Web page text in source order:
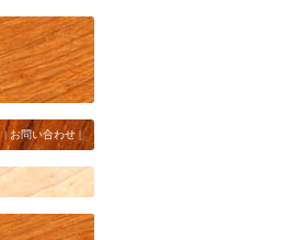
| お問い合わせ |